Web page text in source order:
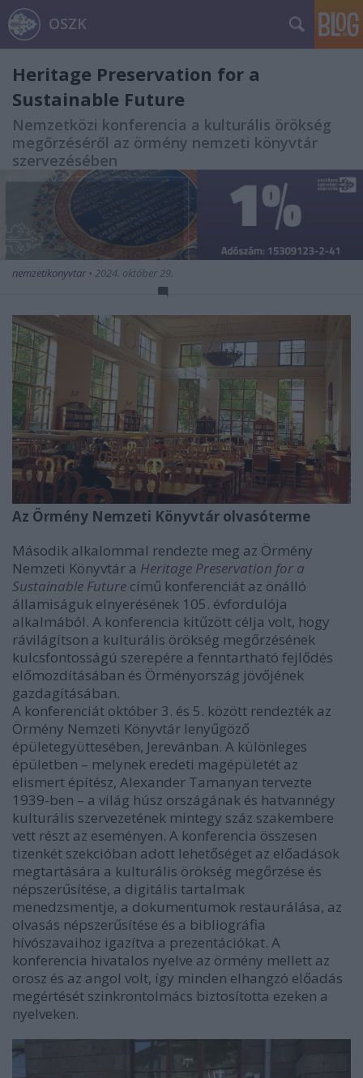
OSZK
Heritage Preservation for a
Sustainable Future
Nemzetközi konferencia a kulturális örökség
megőrzéséről az örmény nemzeti könyvtár
szervezésében
nemzetikonyvtar • 2024. október 29.
Az Örmény Nemzeti Könyvtár olvasóterme
Második alkalommal rendezte meg az Örmény
Nemzeti Könyvtár a Heritage Preservation for a
Sustainable Future című konferenciát az önálló
államiságuk elnyerésének 105. évfordulója
alkalmából. A konferencia kitűzött célja volt, hogy
rávilágítson a kulturális örökség megőrzésének
kulcsfontosságú szerepére a fenntartható fejlődés
előmozdításában és Örményország jövőjének
gazdagításában.
A konferenciát október 3. és 5. között rendezték az
Örmény Nemzeti Könyvtár lenyűgöző
épületegyüttesében, Jerevánban. A különleges
épületben – melynek eredeti magépületét az
elismert építész, Alexander Tamanyan tervezte
1939-ben – a világ húsz országának és hatvannégy
kulturális szervezetének mintegy száz szakembere
vett részt az eseményen. A konferencia összesen
tizenkét szekcióban adott lehetőséget az előadások
megtartására a kulturális örökség megőrzése és
népszerűsítése, a digitális tartalmak
menedzsmentje, a dokumentumok restaurálása, az
olvasás népszerűsítése és a bibliográfia
hívószavaihoz igazítva a prezentációkat. A
konferencia hivatalos nyelve az örmény mellett az
orosz és az angol volt, így minden elhangzó előadás
megértését szinkrontolmács biztosította ezeken a
nyelveken.